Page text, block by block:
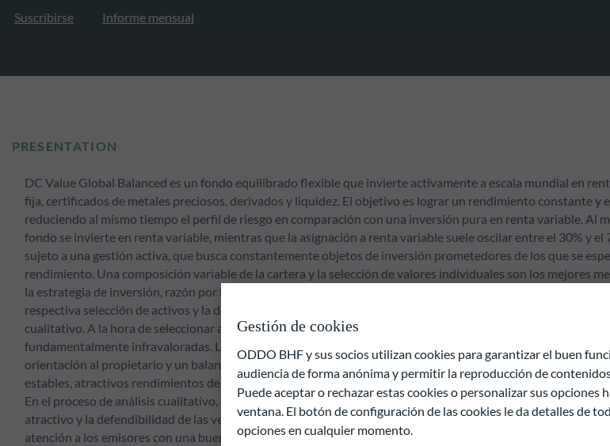
Suscribirse Informe mensual
PRESENTATION
DC Value Global Balanced es un fondo equilibrado flexible que invierte activamente a escala mundial en
fija, certificados de metales preciosos, derivados y liquidez. El objetivo es lograr un rendimiento constante y
reduciendo al mismo tiempo el perfil de riesgo en comparación con una inversión pura en renta variable. Al
fondo se invierte en renta variable, mientras que la asignación a renta variable suele oscilar entre el 30% y el
sujeto a una gestión activa, que busca constantemente objetos de inversión prometedores de los que se
rendimiento. Una composición variable de la cartera y la selección de valores individuales son los mejores
la estrategia de inversión, razón por la cual el proceso de inversión activa no se basa en ningún índice de
respectiva selección de activos y la decisión de asignación de activos se basan en un proceso de inversión
cualitativo. A la hora de seleccionar acciones, el fondo se concentra en inversiones a largo plazo en empresas
fundamentalmente infravaloradas. La atención se centra en empresas con un modelo de negocio probado,
orientación al propietario y un balance sólido. El análisis cuantitativo tiene en cuenta criterios como
estables, atractivos rendimientos del capital, endeudamiento moderado y capacidad permanente de
En el proceso de análisis cualitativo, el modelo de negocio subyacente en particular se analiza y evalúa en
atractivo y la defendibilidad de las ventajas competitivas existentes. A la hora de seleccionar bonos, se
atención a los emisores con una buena calificación crediticia. A la hora de gestionar el fondo, la empresa sigue
Gestión de cookies
ODDO BHF y sus socios utilizan cookies para garantizar el buen
audiencia de forma anónima y permitir la reproducción de
Puede aceptar o rechazar estas cookies o personalizar sus opciones
ventana. El botón de configuración de las cookies le da detalles de
opciones en cualquier momento.